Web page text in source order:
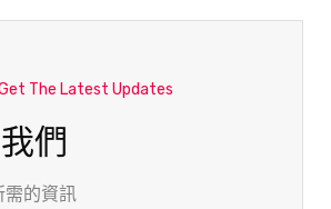
The Latest Updates
們
需的資訊